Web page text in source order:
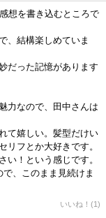
想を書き込むところで
、結構楽しめていま
だった記憶があります
力なので、田中さんは
て嬉しい。髪型だけい
リフとか大好きです。
い！という感じです。
、このまま見続けま
いいね！(1)